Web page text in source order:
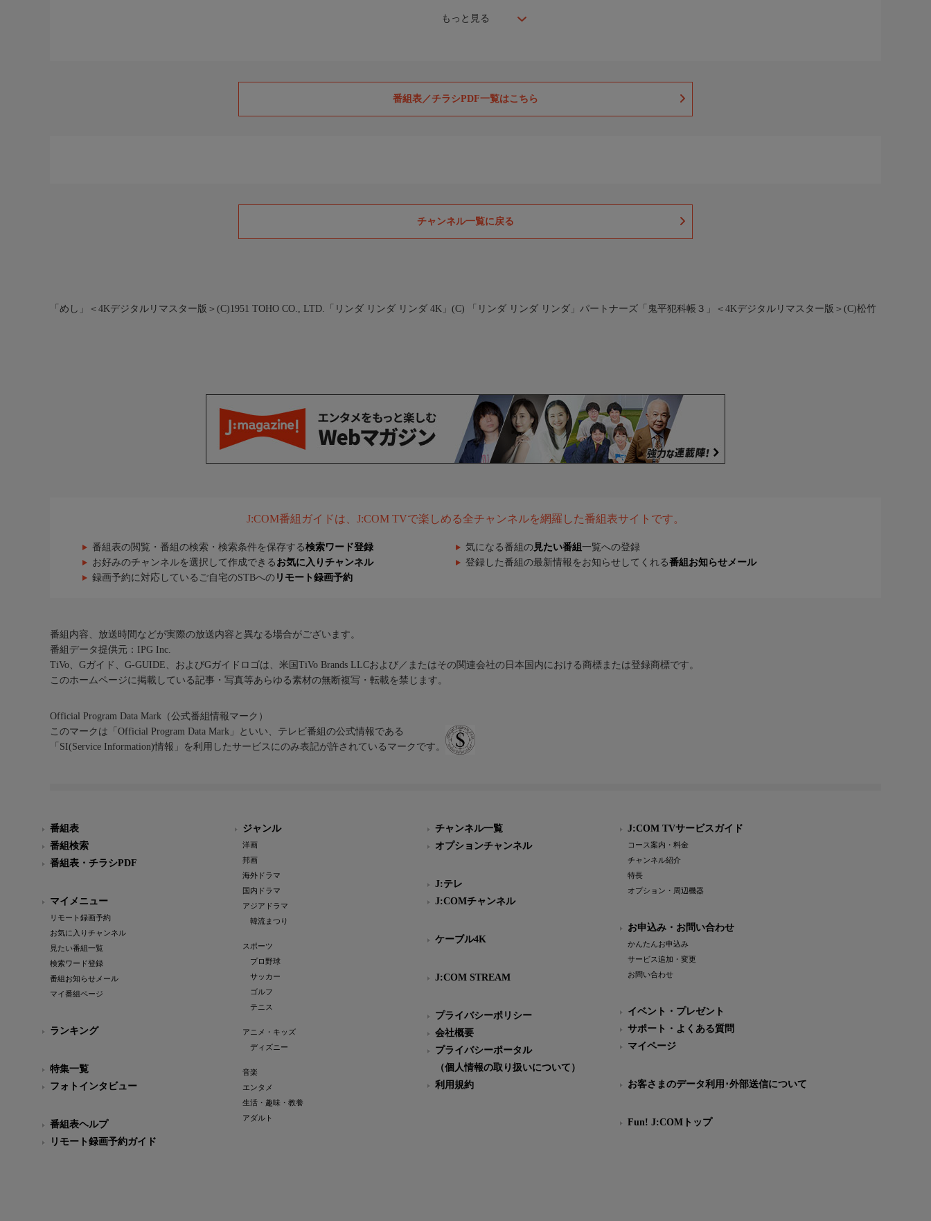
もっと見る
番組表／チラシPDF一覧はこちら
チャンネル一覧に戻る
「めし」＜4Kデジタルリマスター版＞(C)1951 TOHO CO., LTD. 「リンダ リンダ リンダ 4K」(C) 「リンダ リンダ リンダ」パートナーズ 「鬼平犯科帳３」＜4Kデジタルリマスター版＞(C)松竹
J:COM番組ガイドは、J:COM TVで楽しめる全チャンネルを網羅した番組表サイトです。
番組表の閲覧・番組の検索・検索条件を保存する検索ワード登録 気になる番組の 見たい番組 一覧への登録
お好みのチャンネルを選択して作成できる お気に入りチャンネル 登録した番組の最新情報をお知らせしてくれる番組お知らせメール
録画予約に対応しているご自宅のSTBへの リモート録画予約
番組内容、放送時間などが実際の放送内容と異なる場合がございます。
番組データ提供元：IPG Inc.
TiVo、Gガイド、G-GUIDE、およびGガイドロゴは、米国TiVo Brands LLCおよび／またはその関連会社の日本国内における商標または登録商標です。
このホームページに掲載している記事・写真等あらゆる素材の無断複写・転載を禁じます。
Official Program Data Mark（公式番組情報マーク）
このマークは「Official Program Data Mark」といい、テレビ番組の公式情報である
「SI(Service Information)情報」を利用したサービスにのみ表記が許されているマークです。
番組表
番組検索
番組表・チラシPDF
マイメニュー
リモート録画予約
お気に入りチャンネル
見たい番組一覧
検索ワード登録
番組お知らせメール
マイ番組ページ
ランキング
特集一覧
フォトインタビュー
番組表ヘルプ
リモート録画予約ガイド
ジャンル
洋画
邦画
海外ドラマ
国内ドラマ
アジアドラマ
韓流まつり
スポーツ
プロ野球
サッカー
ゴルフ
テニス
アニメ・キッズ
ディズニー
音楽
エンタメ
生活・趣味・教養
アダルト
チャンネル一覧
オプションチャンネル
J:テレ
J:COMチャンネル
ケーブル4K
J:COM STREAM
プライバシーポリシー
会社概要
プライバシーポータル
（個人情報の取り扱いについて）
利用規約
J:COM TVサービスガイド
コース案内・料金
チャンネル紹介
特長
オプション・周辺機器
お申込み・お問い合わせ
かんたんお申込み
サービス追加・変更
お問い合わせ
イベント・プレゼント
サポート・よくある質問
マイページ
お客さまのデータ利用･外部送信について
Fun! J:COMトップ